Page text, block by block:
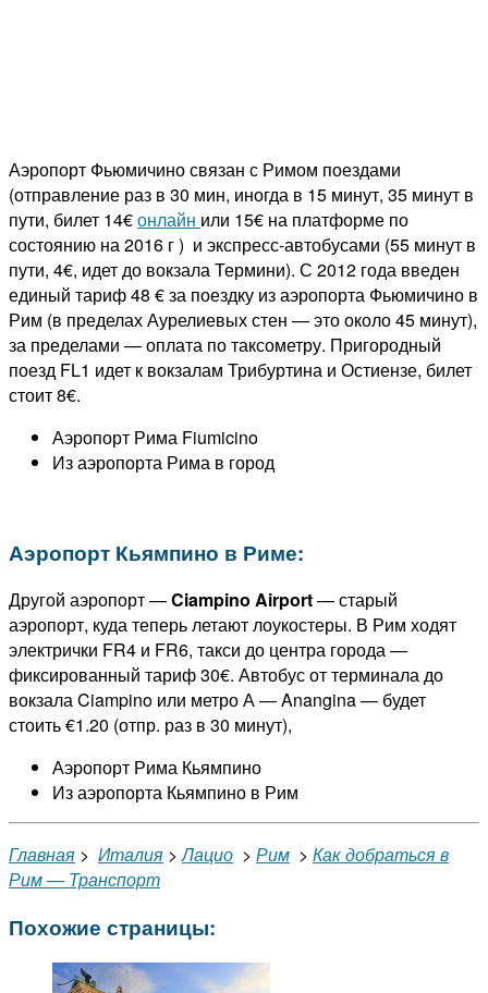
Аэропорт Фьюмичино связан с Римом поездами
(отправление раз в 30 мин, иногда в 15 минут, 35 минут в
пути, билет 14€онлайн или 15€ на платформе по
состоянию на 2016 г ) и экспресс-автобусами (55 минут в
пути, 4€, идет до вокзала Термини). С 2012 года введен
единый тариф 48 € за поездку из аэропорта Фьюмичино в
Рим (в пределах Аурелиевых стен — это около 45 минут),
за пределами — оплата по таксометру. Пригородный
поезд FL1 идет к вокзалам Трибуртина и Остиензе, билет
стоит 8€.
Аэропорт Рима Fiumicino
Из аэропорта Рима в город
Аэропорт Кьямпино в Риме:
Другой аэропорт —Ciampino Airport— старый
аэропорт, куда теперь летают лоукостеры. В Рим ходят
электрички FR4 и FR6, такси до центра города —
фиксированный тариф 30€. Автобус от терминала до
вокзала Ciampino или метро А — Anangina — будет
стоить €1.20 (отпр. раз в 30 минут),
Аэропорт Рима Кьямпино
Из аэропорта Кьямпино в Рим
Главная > Италия >Лацио > Рим > Как добраться в
Рим — Транспорт
Похожие страницы: